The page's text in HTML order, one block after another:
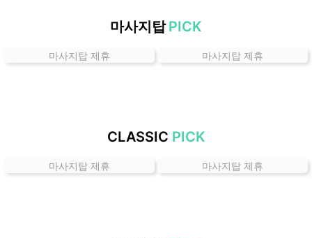
동
위
마사지탑 PICK
마사지탑 제휴 마사지탑 제휴
CLASSIC PICK
마사지탑 제휴 마사지탑 제휴